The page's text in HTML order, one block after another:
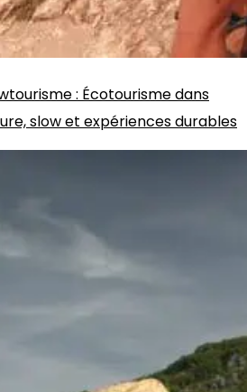
: Écotourisme dans
slow et expériences durables